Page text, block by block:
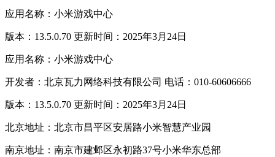
应用名称：小米游戏中心
版本：13.5.0.70 更新时间：2025年3月24日
应用名称：小米游戏中心
开发者：北京瓦力网络科技有限公司 电话：010-60606666
版本：13.5.0.70 更新时间：2025年3月24日
北京地址：北京市昌平区安居路小米智慧产业园
南京地址：南京市建邺区永初路37号小米华东总部